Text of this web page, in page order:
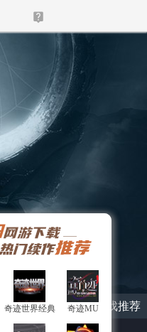
暴雪游戏推荐
奇迹世界经典 奇迹MU
奇迹世界经典 奇迹MU